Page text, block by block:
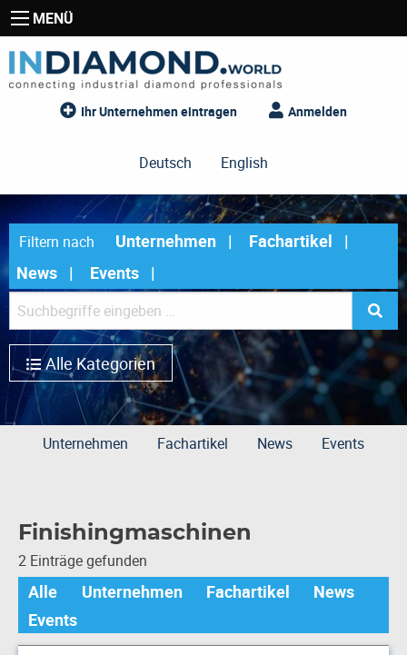
MENÜ
Ihr Unternehmen eintragen Anmelden
Deutsch English
Filtern nach Unternehmen
Fachartikel
News
Events
Alle Kategorien
Unternehmen Fachartikel News Events
Finishingmaschinen
2 Einträge gefunden
Alle Unternehmen Fachartikel
News
Events